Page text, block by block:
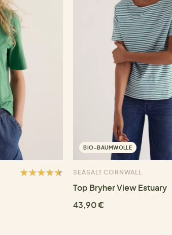
BIO-BAUMWOLLE
SEASALT CORNWALL
Top Bryher View Estuary
43,90 €